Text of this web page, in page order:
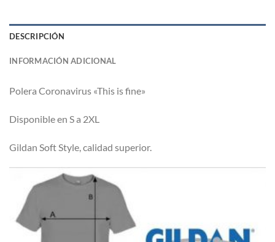
DESCRIPCIÓN
INFORMACIÓN ADICIONAL
Polera Coronavirus «This is fine»
Disponible en S a 2XL
Gildan Soft Style, calidad superior.